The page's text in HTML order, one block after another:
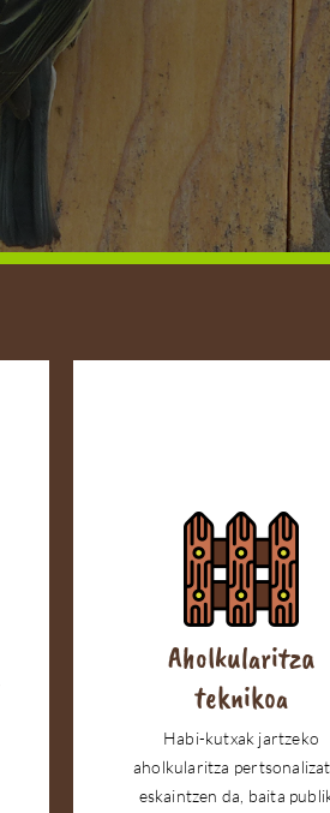
Aholkularitza
teknikoa
Habi-kutxak jartzeko
aholkularitza
eskaintzen da, baita